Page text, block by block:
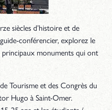
siècles d’histoire et de
conférencier, explorez le
principaux monuments qui ont
Tourisme et des Congrès du
Hugo à Saint-Omer.